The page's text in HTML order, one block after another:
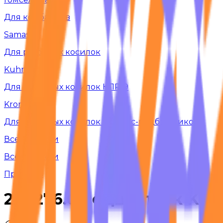
Для комбайнов
Samasz
Для роторных косилок
Kuhn
Для роторных косилок КПР-9
Krone
Для роторных косилок и пресс-подборщиков
Все запчасти
Все запчасти
Профиль
268276.0 подшипник